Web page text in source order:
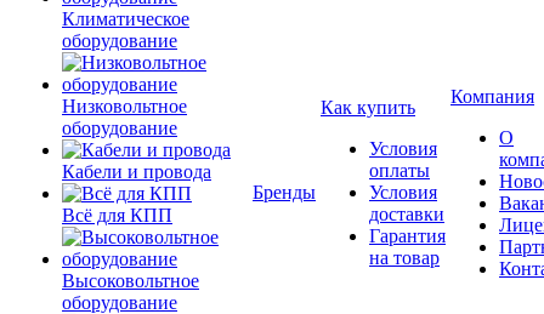
Климатическое
оборудование
Низковольтное
оборудование
Кабели и провода
Всё для КПП
Высоковольтное
оборудование
Бренды
Как купить
Условия
оплаты
Условия
доставки
Гарантия
на товар
Компания
О